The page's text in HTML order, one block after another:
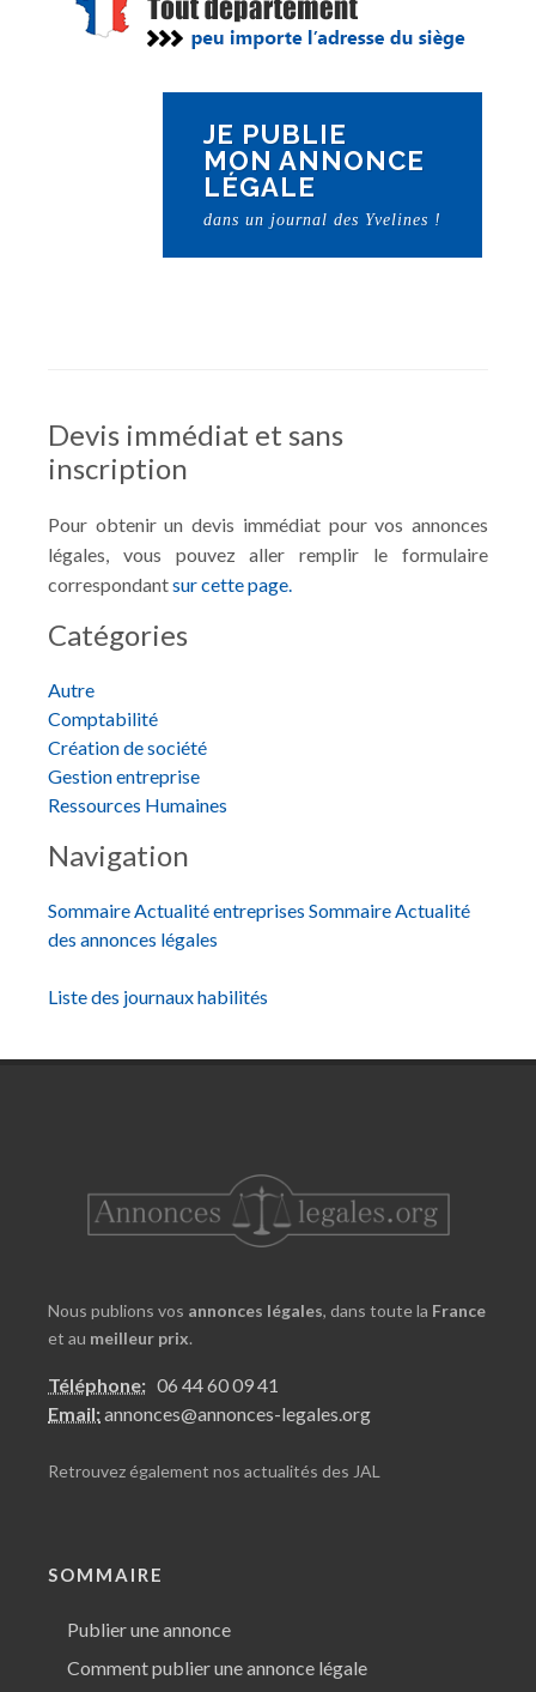
JE PUBLIE
MON ANNONCE
LÉGALE
dans un journal des Yvelines !
Devis immédiat et sans
inscription
Pour obtenir un devis immédiat pour vos annonces
légales, vous pouvez aller remplir le formulaire
correspondantsur cette page.
Catégories
Autre
Comptabilité
Création de société
Gestion entreprise
Ressources Humaines
Navigation
Sommaire Actualité entreprises Sommaire Actualité
des annonces légales
Liste des journaux habilités
Nous publions vos annonces légales, dans toute la France
et au meilleur prix.
Téléphone: 06 44 60 09 41
Email:annonces@annonces-legales.org
Retrouvez également nos actualités des JAL
SOMMAIRE
Publier une annonce
Comment publier une annonce légale